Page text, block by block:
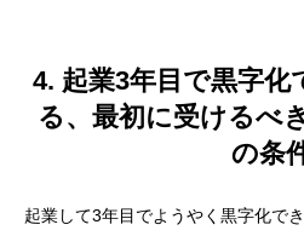
4. 起業3年目で黒字化
る、最初に受けるべ
の条
起業して3年目でようやく黒字化で